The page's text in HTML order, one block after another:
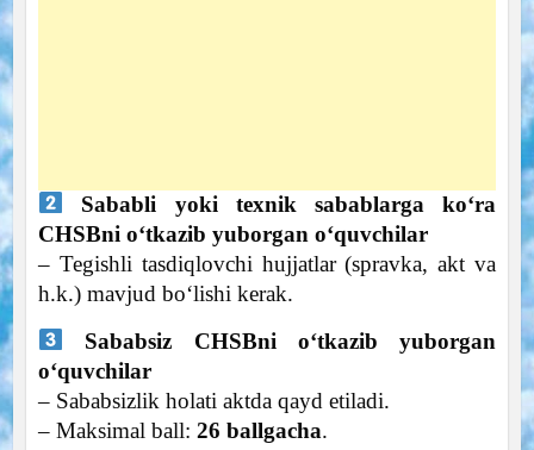
Sababli yoki texnik sabablarga ko‘ra
CHSBni o‘tkazib yuborgan o‘quvchilar
– Tegishli tasdiqlovchi hujjatlar (spravka, akt va
h.k.) mavjud bo‘lishi kerak.
Sababsiz CHSBni o‘tkazib yuborgan
o‘quvchilar
– Sababsizlik holati aktda qayd etiladi.
– Maksimal ball: 26 ballgacha.